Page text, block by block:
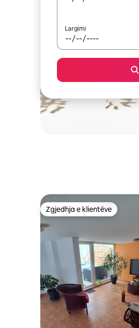
Largimi
Zgjedhja e klientëve
Zgjedhja e klientëve